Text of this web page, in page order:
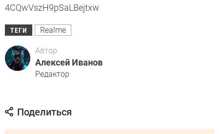
4CQwVszH9pSaLBejtxw
ТЕГИ Realme
Автор
Алексей Иванов
Редактор
Поделиться